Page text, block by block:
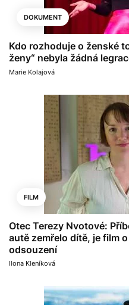
DOKUMENT
Kdo rozhoduje o ženské
ženy“ nebyla žádná
Marie Kolajová
FILM
Otec Terezy Nvotové:
autě zemřelo dítě, je film
odsouzení
Ilona Kleníková